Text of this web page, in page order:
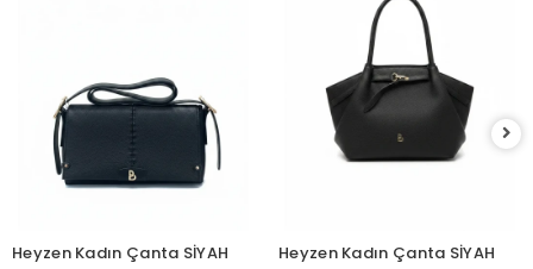
Heyzen Kadın Çanta SİYAH Heyzen Kadın Çanta SİYAH